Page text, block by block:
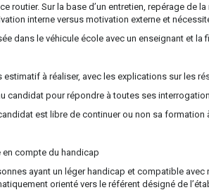
routier. Sur la base d’un entretien, repérage de
interne versus motivation externe et
dans le véhicule école avec un enseignant et la
estimatif à réaliser, avec les explications sur les
candidat pour répondre à toutes ses
est libre de continuer ou non sa formation
en compte du handicap
ayant un léger handicap et compatible
orienté vers le référent désigné de